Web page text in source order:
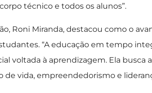
técnico e todos os alunos”.
Roni Miranda, destacou como o
“A educação em tempo
voltada à aprendizagem. Ela
vida, empreendedorismo e